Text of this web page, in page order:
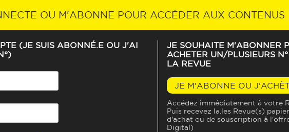
ENTENDEZ- VOUS L’ÉCHO ?
FRÉDÉRICTHERIN
OU M'ABONNE POUR ACCÉDER AUX CONTENUS
(JE SUIS ABONNÉ.E OU J'AI
JE SOUHAITE M'ABONNER
ACHETER UN/PLUSIEURS
LA REVUE
JE M'ABONNE OU
Accédez immédiatement à votre
Puis recevez la.les Revue(s)
d'achat ou de souscription à
Digital)